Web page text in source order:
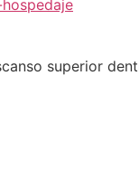
superior